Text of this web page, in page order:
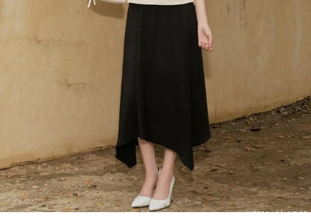
Liên hệ quảng cáo
0908 780 404
Tòa soạn
Tổng biên tập: Nguyễn Ngọc Toàn
Phó tổng biên tập: Hải Thành
Ủy viên Ban biên tập - Tổng Thư ký tòa soạn: Trần Việt Hưng
Giấy phép xuất bản số 110/GP - BTTTT cấp ngày 24.3.2020
© 2003-2026 Bản quyền thuộc về Báo Thanh Niên. Cấm sao chép
dưới mọi hình thức nếu không có sự chấp thuận bằng văn bản.
Phát triển bởi ePi Technologies, JSC.